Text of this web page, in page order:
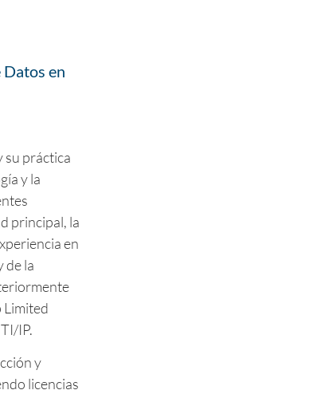
en
su práctica
y la
principal, la
en
de la
Limited
IP.
y
licencias